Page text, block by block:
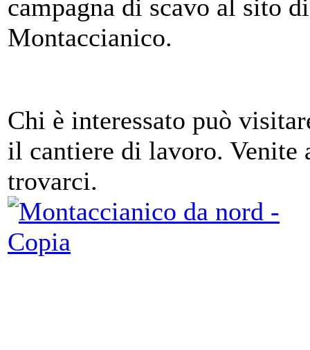
campagna di scavo al sito di
Montaccianico.
Chi è interessato può
il cantiere di lavoro. Venite
trovarci.